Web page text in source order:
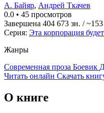
А. Байяр, Андрей Ткачев
0.0 • 45 просмотров
Завершена 404 673 зн. / ~153
Серия: Эта корпорация
Жанры
Современная проза Боевик
Читать онлайн Скачать
О книге